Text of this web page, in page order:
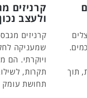
תוך
קרניזים
ולעצב
קרניזים
שמעניקה
ויוקרתי.
תקרות,
תחושת עומק